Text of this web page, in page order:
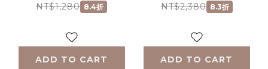
NT$1,280 8.4折
ADD TO CART
NT$2,380 8.3折
ADD TO CART